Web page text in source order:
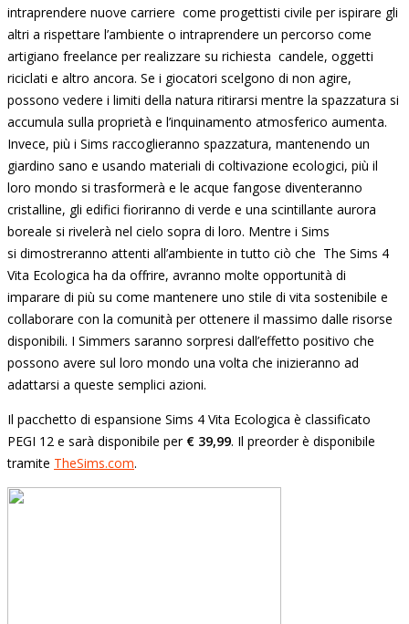
intraprendere nuove carriere come progettisti civile per ispirare gli
altri a rispettare l’ambiente o intraprendere un percorso come
artigiano freelance per realizzare su richiesta candele, oggetti
riciclati e altro ancora. Se i giocatori scelgono di non agire,
possono vedere i limiti della natura ritirarsi mentre la spazzatura si
accumula sulla proprietà e l’inquinamento atmosferico aumenta.
Invece, più i Sims raccoglieranno spazzatura, mantenendo un
giardino sano e usando materiali di coltivazione ecologici, più il
loro mondo si trasformerà e le acque fangose diventeranno
cristalline, gli edifici fioriranno di verde e una scintillante aurora
boreale si rivelerà nel cielo sopra di loro. Mentre i Sims
si dimostreranno attenti all’ambiente in tutto ciò che The Sims 4
Vita Ecologica ha da offrire, avranno molte opportunità di
imparare di più su come mantenere uno stile di vita sostenibile e
collaborare con la comunità per ottenere il massimo dalle risorse
disponibili. I Simmers saranno sorpresi dall’effetto positivo che
possono avere sul loro mondo una volta che inizieranno ad
adattarsi a queste semplici azioni.
Il pacchetto di espansione Sims 4 Vita Ecologica è classificato
PEGI 12 e sarà disponibile per € 39,99. Il preorder è disponibile
tramite TheSims.com.